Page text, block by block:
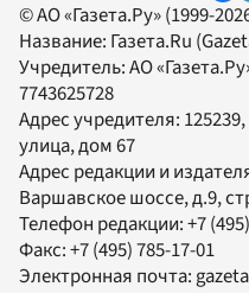
© АО «Газета.Ру» (1999-
Название: Газета.Ru
Учредитель:АО
7743625728
Адрес учредителя:
улица, дом 67
Адрес редакции и
Варшавское шоссе, д.9,
Телефон редакции:+7
Факс:+7 (495) 785-17-01
Электронная почта: